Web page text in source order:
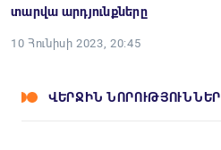
տարվա արդյունքները
10 Հունիսի 2023, 20:45
ՎԵՐՋԻՆ ՆՈՐՈՒԹՅՈՒՆՆԵՐ